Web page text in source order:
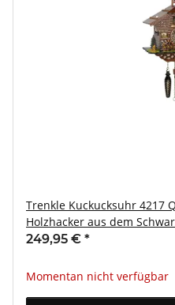
Trenkle Kuckucksuhr 4217
Holzhacker aus dem
249,95 € *
Momentan nicht verfügbar